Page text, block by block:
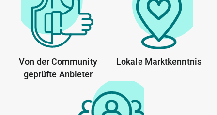
Von der Community
geprüfte Anbieter
Lokale Marktkenntnis